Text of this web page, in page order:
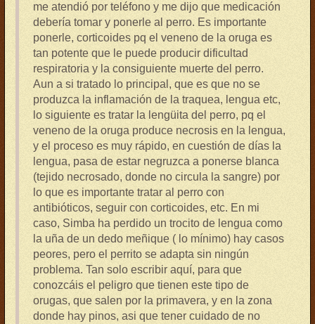
me atendió por teléfono y me dijo que medicación
debería tomar y ponerle al perro. Es importante
ponerle, corticoides pq el veneno de la oruga es
tan potente que le puede producir dificultad
respiratoria y la consiguiente muerte del perro.
Aun a si tratado lo principal, que es que no se
produzca la inflamación de la traquea, lengua etc,
lo siguiente es tratar la lengüita del perro, pq el
veneno de la oruga produce necrosis en la lengua,
y el proceso es muy rápido, en cuestión de días la
lengua, pasa de estar negruzca a ponerse blanca
(tejido necrosado, donde no circula la sangre) por
lo que es importante tratar al perro con
antibióticos, seguir con corticoides, etc. En mi
caso, Simba ha perdido un trocito de lengua como
la uña de un dedo meñique ( lo mínimo) hay casos
peores, pero el perrito se adapta sin ningún
problema. Tan solo escribir aquí, para que
conozcáis el peligro que tienen este tipo de
orugas, que salen por la primavera, y en la zona
donde hay pinos, asi que tener cuidado de no